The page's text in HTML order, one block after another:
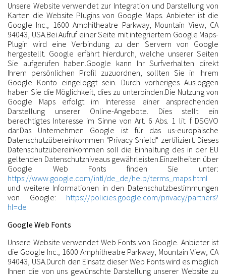
Unsere Website verwendet zur Integration und Darstellung von
Karten die Website Plugins von Google Maps. Anbieter ist die
Google Inc., 1600 Amphitheatre Parkway, Mountain View, CA
94043, USA.Bei Aufruf einer Seite mit integriertem Google Maps-
Plugin wird eine Verbindung zu den Servern von Google
hergestellt. Google erfährt hierdurch, welche unserer Seiten
Sie aufgerufen haben.Google kann Ihr Surfverhalten direkt
Ihrem persönlichen Profil zuzuordnen, sollten Sie in Ihrem
Google Konto eingeloggt sein. Durch vorheriges Ausloggen
haben Sie die Möglichkeit, dies zu unterbinden.Die Nutzung von
Google Maps erfolgt im Interesse einer ansprechenden
Darstellung unserer Online-Angebote. Dies stellt ein
berechtigtes Interesse im Sinne von Art. 6 Abs. 1 lit. f DSGVO
dar.Das Unternehmen Google ist für das us-europäische
Datenschutzübereinkommen "Privacy Shield" zertifiziert. Dieses
Datenschutzübereinkommen soll die Einhaltung des in der EU
geltenden Datenschutzniveaus gewährleisten.Einzelheiten über
Google Web Fonts finden Sie unter:
https://www.google.com/intl/de_de/help/terms_maps.html
und weitere Informationen in den Datenschutzbestimmungen
von Google: https://policies.google.com/privacy/partners?
hl=de
Google Web Fonts
Unsere Website verwendet Web Fonts von Google. Anbieter ist
die Google Inc., 1600 Amphitheatre Parkway, Mountain View, CA
94043, USA.Durch den Einsatz dieser Web Fonts wird es möglich
Ihnen die von uns gewünschte Darstellung unserer Website zu